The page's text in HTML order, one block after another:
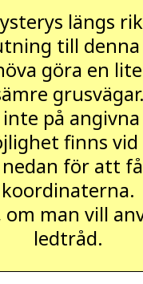
längs
till denna
göra en
på
finns
för att
koordinaterna.
man vill
ledtråd.